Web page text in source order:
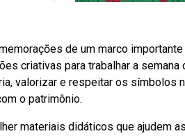
de um marco
criativas para trabalhar a semana
valorizar e respeitar os símbolos
o patrimônio.
materiais didáticos que ajudem